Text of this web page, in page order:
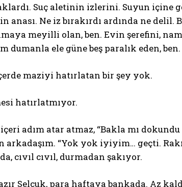
Suç aletinin izlerini. Suyun içine
anası. Ne iz bırakırdı ardında ne
meyilli olan, ben. Evin şerefini,
dumanla ele güne beş paralık eden, ben.
maziyi hatırlatan bir şey yok.
hatırlatmıyor.
adım atar atmaz, “Bakla mı
arkadaşım. “Yok yok iyiyim… geçti.
cıvıl cıvıl, durmadan şakıyor.
Selçuk, para haftaya bankada. Az